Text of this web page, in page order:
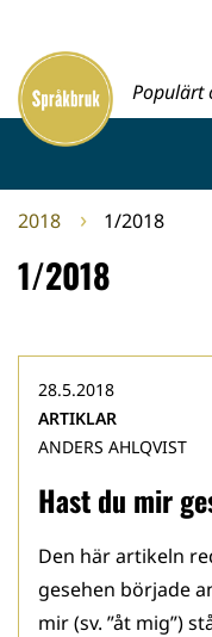
innehållet
Framsida
Populärt
2018 1/2018
1/2018
Hast du mir
28.5.2018
ARTIKLAR
ANDERS AHLQVIST
Den här artikeln
gesehen började
mir (sv. ”åt mig”)